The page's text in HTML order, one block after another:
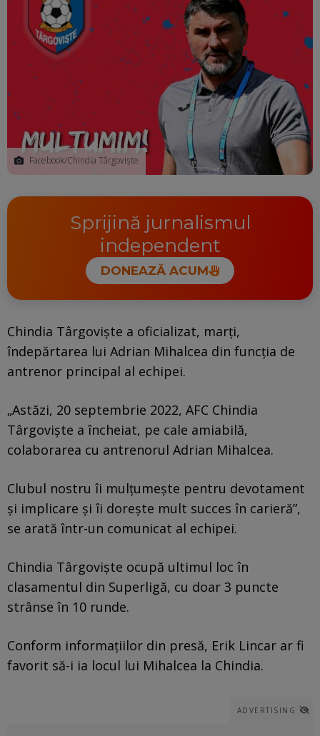
Facebook/Chindia Târgoviște
Sprijină jurnalismul
independent
DONEAZĂ ACUM
Chindia Târgoviște a oficializat, marți,
îndepărtarea lui Adrian Mihalcea din funcția de
antrenor principal al echipei.
„Astăzi, 20 septembrie 2022, AFC Chindia
Târgoviște a încheiat, pe cale amiabilă,
colaborarea cu antrenorul Adrian Mihalcea.
Clubul nostru îi mulțumește pentru devotament
și implicare și îi dorește mult succes în carieră”,
se arată într-un comunicat al echipei.
Chindia Târgoviște ocupă ultimul loc în
clasamentul din Superligă, cu doar 3 puncte
strânse în 10 runde.
Conform informațiilor din presă, Erik Lincar ar fi
favorit să-i ia locul lui Mihalcea la Chindia.
ADVERTISING